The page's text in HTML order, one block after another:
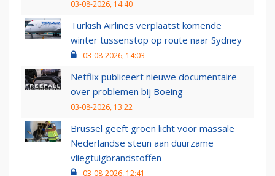
03-08-2026, 14:40
Turkish Airlines verplaatst komende
winter tussenstop op route naar Sydney
03-08-2026, 14:03
Netflix publiceert nieuwe documentaire
over problemen bij Boeing
03-08-2026, 13:22
Brussel geeft groen licht voor massale
Nederlandse steun aan duurzame
vliegtuigbrandstoffen
03-08-2026, 12:41